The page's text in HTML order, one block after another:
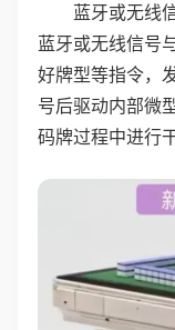
蓝牙或无线
蓝牙或无线信号
好牌型等指令，
号后驱动内部微
码牌过程中进行